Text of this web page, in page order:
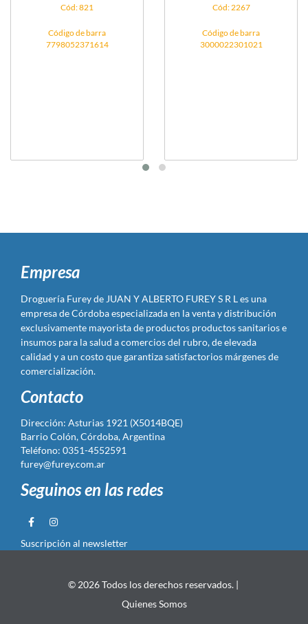
Cód: 821
Código de barra
7798052371614
Cód: 2267
Código de barra
3000022301021
Empresa
Droguería Furey de JUAN Y ALBERTO FUREY S R L es una
empresa de Córdoba especializada en la venta y distribución
exclusivamente mayorista de productos productos sanitarios e
insumos para la salud a comercios del rubro, de elevada
calidad y a un costo que garantiza satisfactorios márgenes de
comercialización.
Contacto
Dirección: Asturias 1921 (X5014BQE)
Barrio Colón, Córdoba, Argentina
Teléfono: 0351-4552591
furey@furey.com.ar
Seguinos en las redes
Suscripción al newsletter
© 2026 Todos los derechos reservados. |
Quienes Somos